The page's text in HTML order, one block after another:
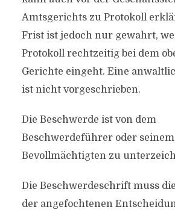
Amtsgerichts zu Protokoll
Frist ist jedoch nur gewahrt,
Protokoll rechtzeitig bei dem
Gerichte eingeht. Eine
ist nicht vorgeschrieben.
Die Beschwerde ist von dem
Beschwerdeführer oder seinem
Bevollmächtigten zu
Die Beschwerdeschrift muss
der angefochtenen